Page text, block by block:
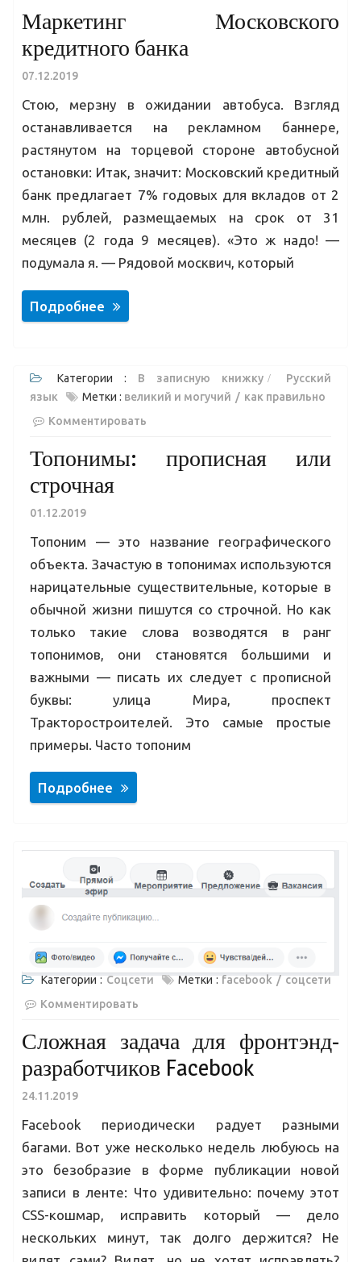
Маркетинг Московского
кредитного банка
07.12.2019
Стою, мерзну в ожидании автобуса. Взгляд
останавливается на рекламном баннере,
растянутом на торцевой стороне автобусной
остановки: Итак, значит: Московский кредитный
банк предлагает 7% годовых для вкладов от 2
млн. рублей, размещаемых на срок от 31
месяцев (2 года 9 месяцев). «Это ж надо! —
подумала я. — Рядовой москвич, который
Подробнее
Категории : В записную книжку
Русский
язык
Метки : великий и могучий
как правильно
Комментировать
Топонимы: прописная или
строчная
01.12.2019
Топоним — это название географического
объекта. Зачастую в топонимах используются
нарицательные существительные, которые в
обычной жизни пишутся со строчной. Но как
только такие слова возводятся в ранг
топонимов, они становятся большими и
важными — писать их следует с прописной
буквы: улица Мира, проспект
Тракторостроителей. Это самые простые
примеры. Часто топоним
Подробнее
Категории : Соцсети Метки : facebook
соцсети
Комментировать
Сложная задача для фронтэнд-
разработчиков Facebook
24.11.2019
Facebook периодически радует разными
багами. Вот уже несколько недель любуюсь на
это безобразие в форме публикации новой
записи в ленте: Что удивительно: почему этот
CSS-кошмар, исправить который — дело
нескольких минут, так долго держится? Не